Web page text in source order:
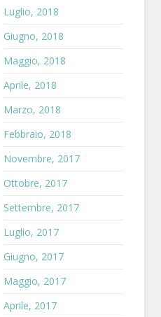
Luglio, 2018
Giugno, 2018
Maggio, 2018
Aprile, 2018
Marzo, 2018
Febbraio, 2018
Novembre, 2017
Ottobre, 2017
Settembre, 2017
Luglio, 2017
Giugno, 2017
Maggio, 2017
Aprile, 2017